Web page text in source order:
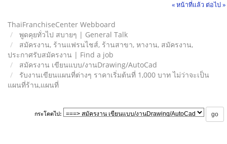
« หน้าที่แล้ว ต่อไป »
ThaiFranchiseCenter Webboard
พูดคุยทั่วไป สบายๆ | General Talk
สมัครงาน, ร้านแฟรนไชส์, ร้านสาขา, หางาน, สมัครงาน,
ประกาศรับสมัครงาน | Find a job
สมัครงาน เขียนแบบ/งานDrawing/AutoCad
รับงานเขียนแผนที่ต่างๆ ราคาเริ่มต้นที่ 1,000 บาท ไม่ว่าจะเป็น
แผนที่ร้าน,แผนที่
กระโดดไป: